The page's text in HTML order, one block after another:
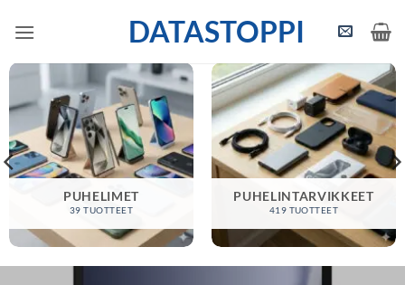
DATASTOPPI
PUHELIMET
39 TUOTTEET
PUHELINTARVIKKEET
419 TUOTTEET